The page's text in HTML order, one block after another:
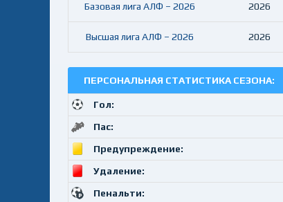
Базовая лига АЛФ – 2026 2026
Высшая лига АЛФ – 2026 2026
ПЕРСОНАЛЬНАЯ СТАТИСТИКА СЕЗОНА:
Гол:
Пас:
Предупреждение:
Удаление:
Пенальти: